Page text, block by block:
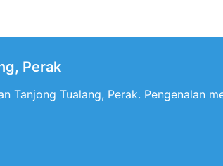
Perak
Tanjong Tualang, Perak. Pengenalan